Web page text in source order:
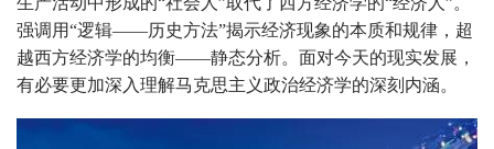
强调用“逻辑——历史方法”揭示经济现象的本质和规律，超
越西方经济学的均衡——静态分析。面对今天的现实发展，
有必要更加深入理解马克思主义政治经济学的深刻内涵。